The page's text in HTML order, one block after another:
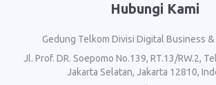
Hubungi Kami
Gedung Telkom Divisi Digital Business
Jl. Prof. DR. Soepomo No.139, RT.13/RW.2,
Jakarta Selatan, Jakarta 12810,